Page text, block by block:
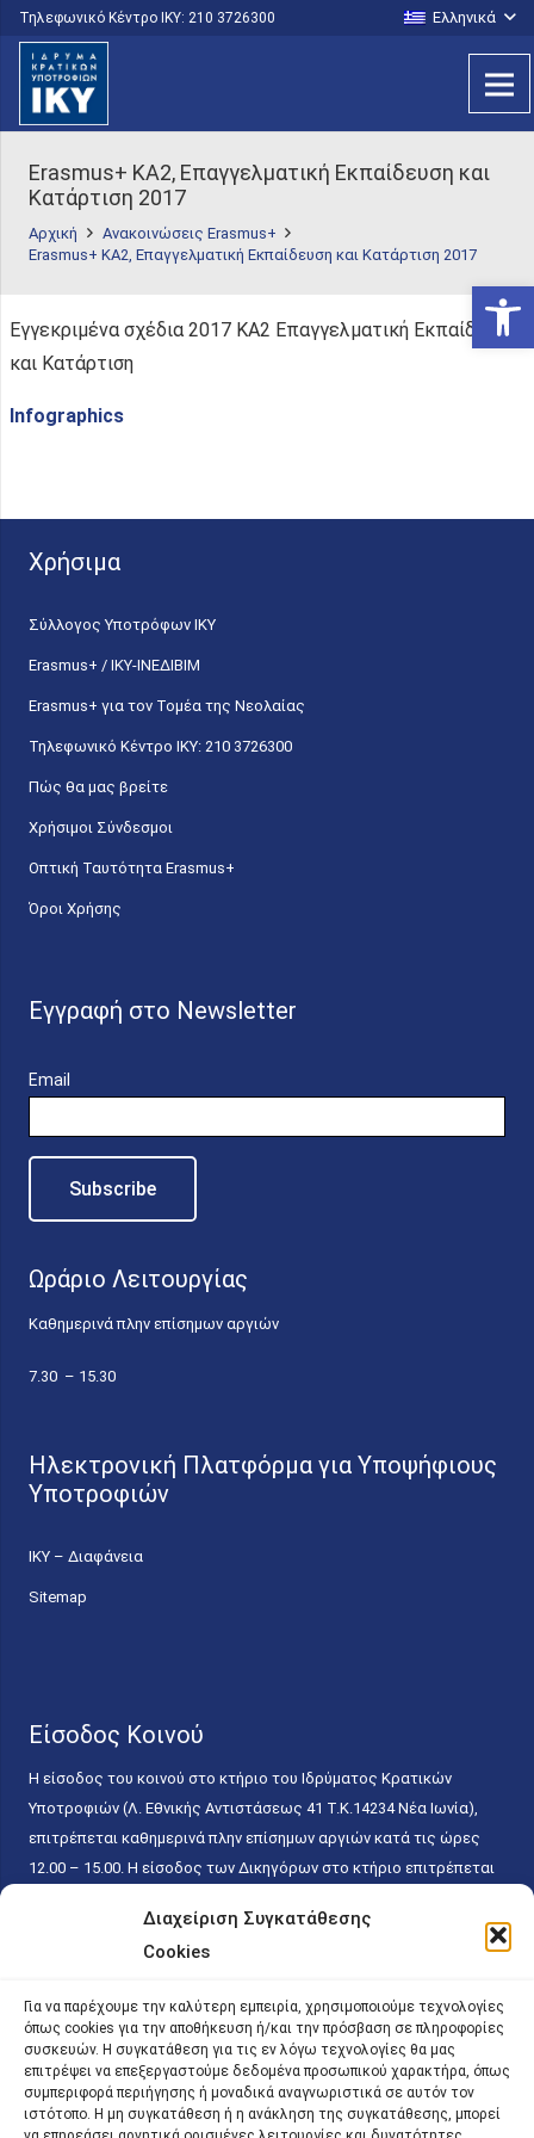
Διαχείριση Συγκατάθεσης
Cookies
Για να παρέχουμε την καλύτερη εμπειρία, χρησιμοποιούμε τεχνολογίες
όπως cookies για την αποθήκευση ή/και την πρόσβαση σε πληροφορίες
συσκευών. Η συγκατάθεση για τις εν λόγω τεχνολογίες θα μας
επιτρέψει να επεξεργαστούμε δεδομένα προσωπικού χαρακτήρα, όπως
συμπεριφορά περιήγησης ή μοναδικά αναγνωριστικά σε αυτόν τον
ιστότοπο. Η μη συγκατάθεση ή η ανάκληση της συγκατάθεσης, μπορεί
Τηλεφωνικό Κέντρο IKY: 210 3726300 Ελληνικά
Erasmus+ KA2, Επαγγελματική Εκπαίδευση και
Κατάρτιση 2017
Αρχική
Ανακοινώσεις Erasmus+
Erasmus+ KA2, Επαγγελματική Εκπαίδευση και Κατάρτιση 2017
Εγγεκριμένα σχέδια 2017 KA2 Επαγγελματική Εκπαίδευση
και Κατάρτιση
Infographics
Χρήσιμα
Σύλλογος Υποτρόφων ΙΚΥ
Erasmus+ / ΙΚΥ-ΙΝΕΔΙΒΙΜ
Erasmus+ για τον Τομέα της Νεολαίας
Τηλεφωνικό Κέντρο IKY: 210 3726300
Πώς θα μας βρείτε
Χρήσιμοι Σύνδεσμοι
Οπτική Ταυτότητα Erasmus+
Όροι Χρήσης
Εγγραφή στο Newsletter
Email
Ωράριο Λειτουργίας
Καθημερινά πλην επίσημων αργιών
7.30 – 15.30
Ηλεκτρονική Πλατφόρμα για Υποψήφιους
Υποτροφιών
ΙΚΥ – Διαφάνεια
Sitemap
Είσοδος Κοινού
Η είσοδος του κοινού στο κτήριο του Ιδρύματος Κρατικών
Υποτροφιών (Λ. Εθνικής Αντιστάσεως 41 T.K.14234 Νέα Ιωνία),
επιτρέπεται καθημερινά πλην επίσημων αργιών κατά τις ώρες
12.00 – 15.00. Η είσοδος των Δικηγόρων στο κτήριο επιτρέπεται
κάθε εργάσιμη ημέρα και ώρα χωρίς κανέναν χρονικό ή άλλο
περιορισμό. Η είσοδος του κοινού ειδικά στο γραφείο του
15.00. Η εξυπηρέτηση του κοινού πραγματοποιείται βάσει των
παγίων ισχυουσών διατάξεων. Για την αποφυγή συνωστισμού
εντός του εσωτερικού χώρου εξυπηρέτησης και αναμονής του
κοινού, η εξυπηρέτησή του δύναται να πραγματοποιείται κατόπιν